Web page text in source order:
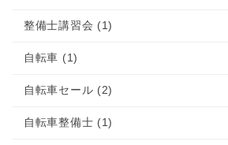
整備士講習会 (1)
自転車 (1)
自転車セール (2)
自転車整備士 (1)